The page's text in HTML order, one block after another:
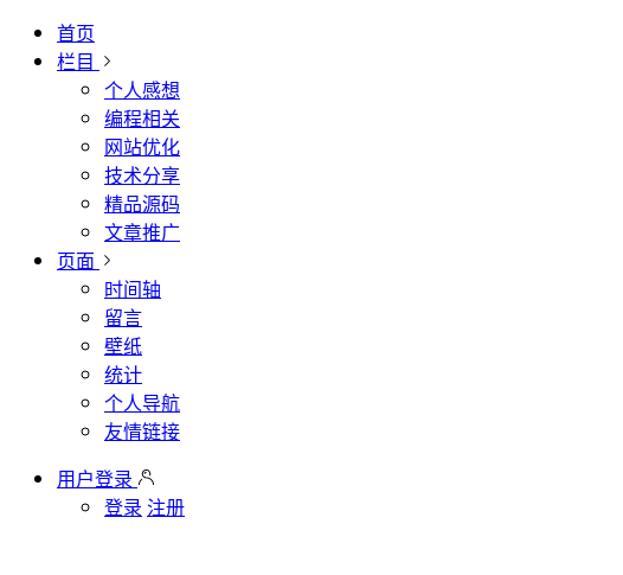
首页
栏目
个人感想
编程相关
网站优化
技术分享
精品源码
文章推广
页面
时间轴
留言
壁纸
统计
个人导航
友情链接
用户登录
登录 注册